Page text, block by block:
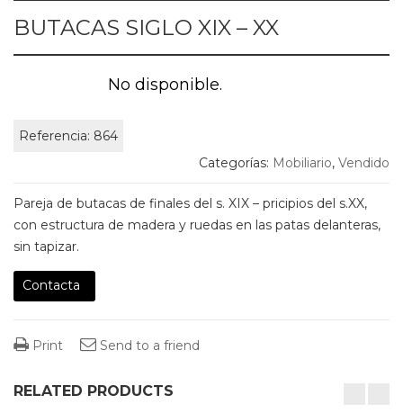
BUTACAS SIGLO XIX – XX
No disponible.
Referencia: 864
Categorías: Mobiliario, Vendido
Pareja de butacas de finales del s. XIX – pricipios del s.XX,
con estructura de madera y ruedas en las patas delanteras,
sin tapizar.
Contacta
Print Send to a friend
RELATED PRODUCTS